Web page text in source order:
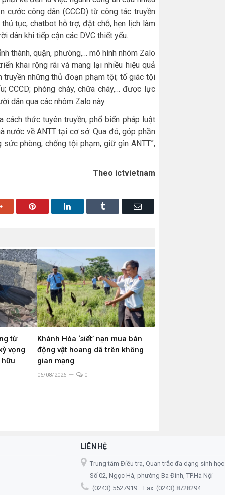
cước công dân (CCCD) từ công tác truyền
tục, chatbot hỗ trợ, đặt chỗ, hẹn lịch làm
dân khi tiếp cận các DVC thiết yếu.
thành, quận, phường,… mô hình nhóm Zalo
khai rộng rãi và mang lại nhiều hiệu quả
truyền những thủ đoạn phạm tội; tố giác tội
CCCD; phòng cháy, chữa cháy,… được lực
dân qua các nhóm Zalo này.
cách thức tuyên truyền, phổ biến pháp luật
nước về ANTT tại cơ sở. Qua đó, góp phần
phòng, chống tội phạm, giữ gìn ANTT”,
Theo ictvietnam
Google+ Pinterest LinkedIn Tumblr Email
từ
vọng
Khánh Hòa ‘siết’ nạn mua bán
động vật hoang dã trên không
gian mạng
06/08/2026 0
LIÊN HỆ
Trung tâm Điều tra, Quan trắc đa dạng sinh học
Số 02, Ngọc Hà, phường Ba Đình, TP.Hà Nội
(0243) 5527919 Fax: (0243) 8728294